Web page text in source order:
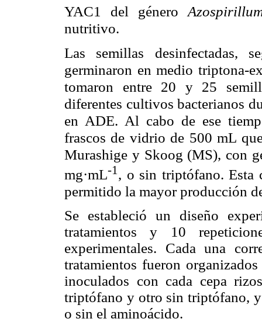
YAC1 del género
nutritivo.
Las semillas desinfectadas,
germinaron en medio triptona-
tomaron entre 20 y 25
diferentes cultivos bacterianos
en ADE. Al cabo de ese
frascos de vidrio de 500 mL
Murashige y Skoog (MS), con
mg·mL-1 , o sin triptófano. Esta
permitido la mayor producción
Se estableció un diseño
tratamientos y 10
experimentales. Cada una
tratamientos fueron
inoculados con cada cepa
triptófano y otro sin triptófano,
o sin el aminoácido.